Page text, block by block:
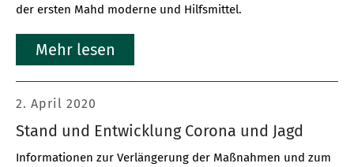
der ersten Mahd moderne und Hilfsmittel.
Mehr lesen
Stand und Entwicklung Corona und Jagd
Informationen zur Verlängerung der Maßnahmen und zum
2. April 2020